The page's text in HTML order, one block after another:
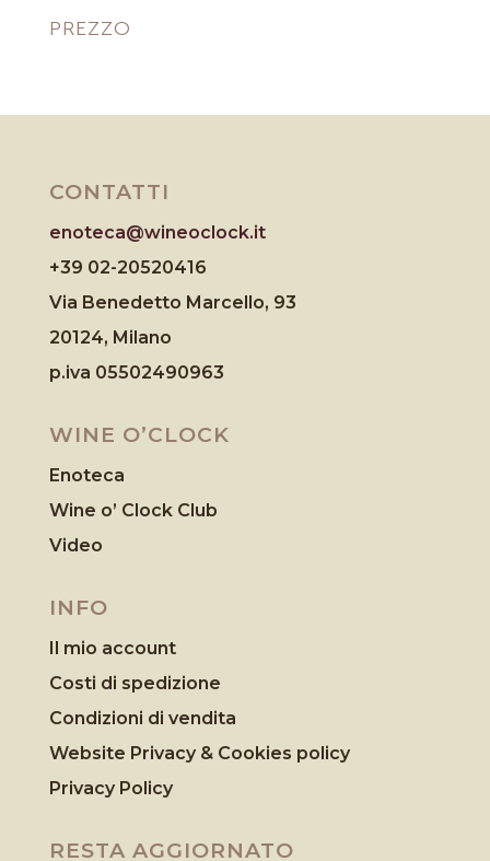
PREZZO
CONTATTI
enoteca@wineoclock.it
+39 02-20520416
Via Benedetto Marcello, 93
20124, Milano
p.iva 05502490963
WINE O’CLOCK
Enoteca
Wine o’ Clock Club
Video
INFO
Il mio account
Costi di spedizione
Condizioni di vendita
Website Privacy & Cookies policy
Privacy Policy
RESTA AGGIORNATO